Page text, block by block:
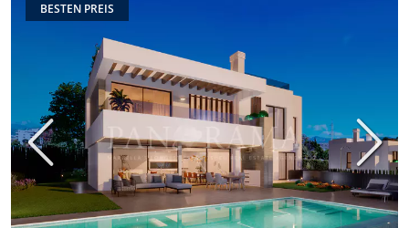
BESTEN PREIS
Vorherige